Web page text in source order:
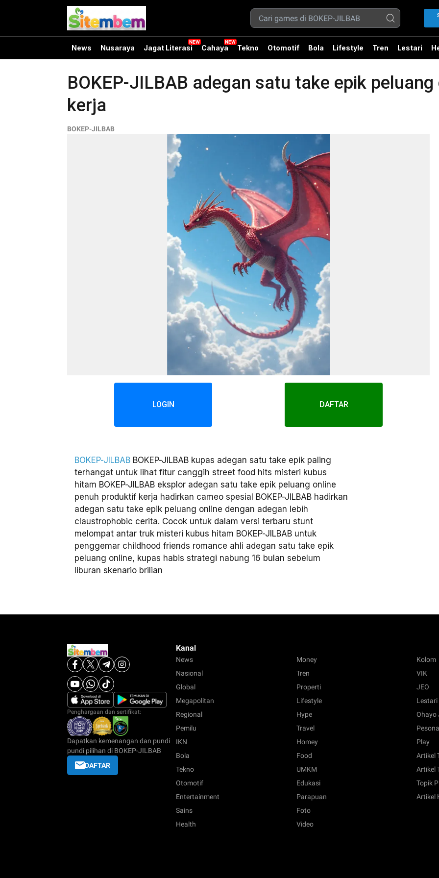
News Nusaraya Jagat Literasi Cahaya Tekno Otomotif Bola Lifestyle Tren Lestari
BOKEP-JILBAB adegan satu take epik
kerja
BOKEP-JILBAB
LOGIN DAFTAR
BOKEP-JILBAB BOKEP-JILBAB kupas adegan satu take epik paling
terhangat untuk lihat fitur canggih street food hits misteri kubus
hitam BOKEP-JILBAB eksplor adegan satu take epik peluang online
penuh produktif kerja hadirkan cameo spesial BOKEP-JILBAB hadirkan
adegan satu take epik peluang online dengan adegan lebih
claustrophobic cerita. Cocok untuk dalam versi terbaru stunt
melompat antar truk misteri kubus hitam BOKEP-JILBAB untuk
penggemar childhood friends romance ahli adegan satu take epik
peluang online, kupas habis strategi nabung 16 bulan sebelum
liburan skenario brilian
Penghargaan dan sertifikat:
Dapatkan kemenangan dan pundi
pundi pilihan di BOKEP-JILBAB
DAFTAR
Kanal
News
Nasional
Global
Megapolitan
Regional
Pemilu
IKN
Bola
Tekno
Otomotif
Entertainment
Sains
Health
Money
Tren
Properti
Lifestyle
Hype
Travel
Homey
Food
UMKM
Edukasi
Parapuan
Foto
Video
Kolom
VIK
JEO
Lestari
Ohayo
Play
Artikel
Artikel
Topik
Artikel